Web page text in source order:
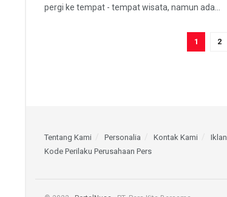
pergi ke tempat - tempat wisata, namun ada...
1 2
Tentang Kami Personalia Kontak Kami Iklan
Kode Perilaku Perusahaan Pers